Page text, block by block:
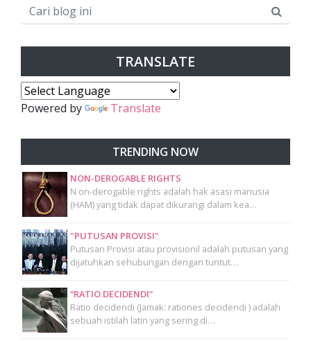
TRANSLATE
Powered by Translate
TRENDING NOW
NON-DEROGABLE RIGHTS
N on-derogable rights adalah hak asasi manusia
(HAM) yang tidak dapat dikurangi dalam kea…
"PUTUSAN PROVISI"
Putusan Provisi atau provisionil adalah putusan yang
dijatuhkan sehubungan dengan tuntut…
“RATIO DECIDENDI”
Ratio decidendi (Jamak: rationes decidendi ) adalah
sebuah istilah latin yang sering di…